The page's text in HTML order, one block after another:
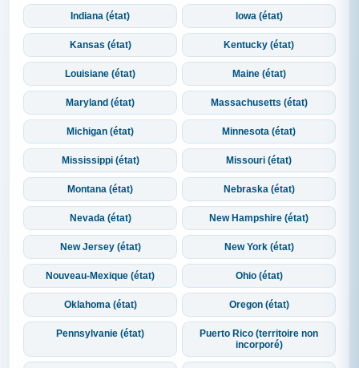
Indiana (état) Iowa (état)
Kansas (état) Kentucky (état)
Louisiane (état) Maine (état)
Maryland (état) Massachusetts (état)
Michigan (état) Minnesota (état)
Mississippi (état) Missouri (état)
Montana (état) Nebraska (état)
Nevada (état) New Hampshire (état)
New Jersey (état) New York (état)
Nouveau-Mexique (état) Ohio (état)
Oklahoma (état) Oregon (état)
Pennsylvanie (état)
Puerto Rico (territoire non
incorporé)